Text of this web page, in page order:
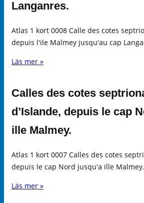
Langanres.
Atlas 1 kort 0008 Calle des cotes
depuis l'ile Malmey jusqu'au cap
Läs mer »
Calles des cotes
d’Islande, depuis le cap
ille Malmey.
Atlas 1 kort 0007 Calles des cotes
depuis le cap Nord jusqu'a ille
Läs mer »